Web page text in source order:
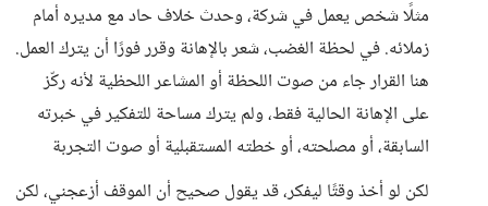
مثلًا شخص يعمل في شركة، وحدث خلاف حاد مع مديره أمام
زملائه. في لحظة الغضب، شعر بالإهانة وقرر فورًا أن يترك العمل.
هنا القرار جاء من صوت اللحظة أو المشاعر اللحظية لأنه ركّز
على الإهانة الحالية فقط، ولم يترك مساحة للتفكير في خبرته
السابقة، أو مصلحته، أو خطته المستقبلية أو صوت التجربة
لكن لو أخذ وقتًا ليفكر، قد يقول صحيح أن الموقف أزعجني، لكن